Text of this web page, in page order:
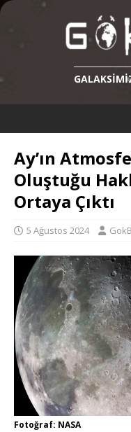
Ay’ın
Oluştuğu
Ortaya Çıktı
5 Ağustos 2024
Fotoğraf: NASA